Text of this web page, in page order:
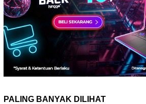
PALING BANYAK DILIHAT